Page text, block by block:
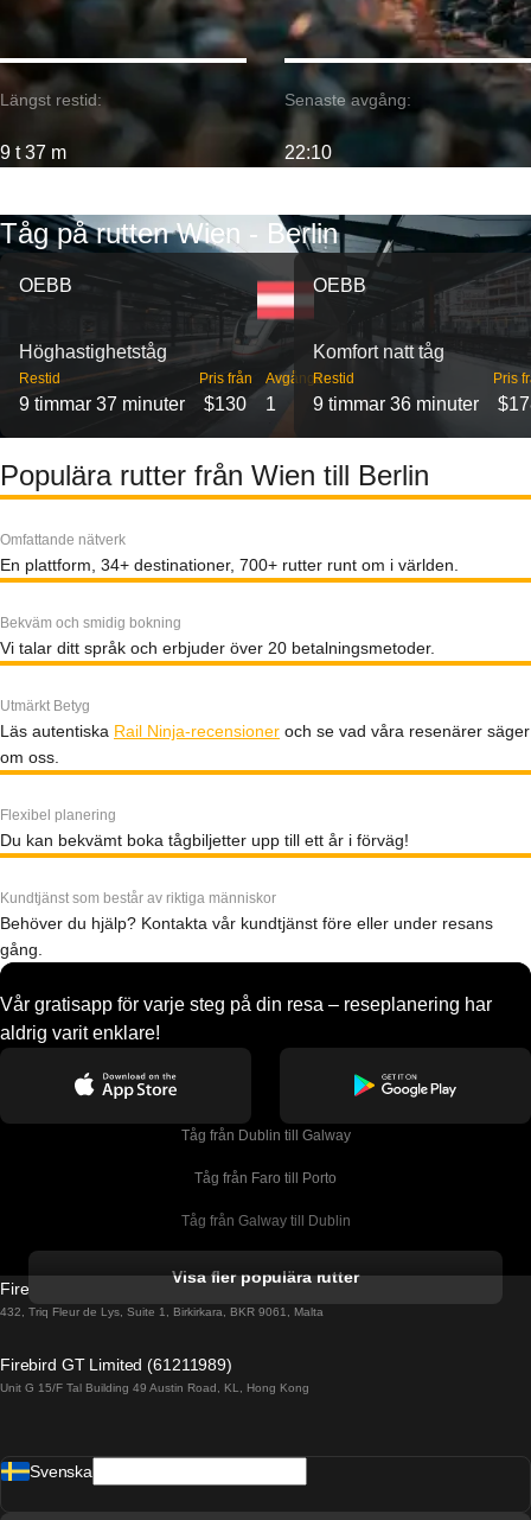
Längst restid:
9 t 37 m
Senaste avgång:
22:10
Tåg på rutten Wien - Berlin
OEBB
Höghastighetståg
Restid
9 timmar 37 minuter
Pris från
$130
Avgångar
1
OEBB
Komfort natt tåg
Restid
9 timmar 36 minuter
Pris
Populära rutter från Wien till Berlin
Omfattande nätverk
En plattform, 34+ destinationer, 700+ rutter runt om i världen.
Bekväm och smidig bokning
Vi talar ditt språk och erbjuder över 20 betalningsmetoder.
Utmärkt Betyg
Läs autentiska Rail Ninja-recensioner och se vad våra resenärer säger
om oss.
Flexibel planering
Du kan bekvämt boka tågbiljetter upp till ett år i förväg!
Kundtjänst som består av riktiga människor
Behöver du hjälp? Kontakta vår kundtjänst före eller under resans
gång.
Vår gratisapp för varje steg på din resa – reseplanering har
aldrig varit enklare!
Tåg från Dublin till Galway
Tåg från Faro till Porto
Tåg från Galway till Dublin
Tåg från Porto till Faro
Tåg från Barcelona till Madrid
Visa fler populära rutter
Firebird GT Limited (OC 1451)
432, Triq Fleur de Lys, Suite 1, Birkirkara, BKR 9061, Malta
Firebird GT Limited (61211989)
Unit G 15/F Tal Building 49 Austin Road, KL, Hong Kong
Svenska